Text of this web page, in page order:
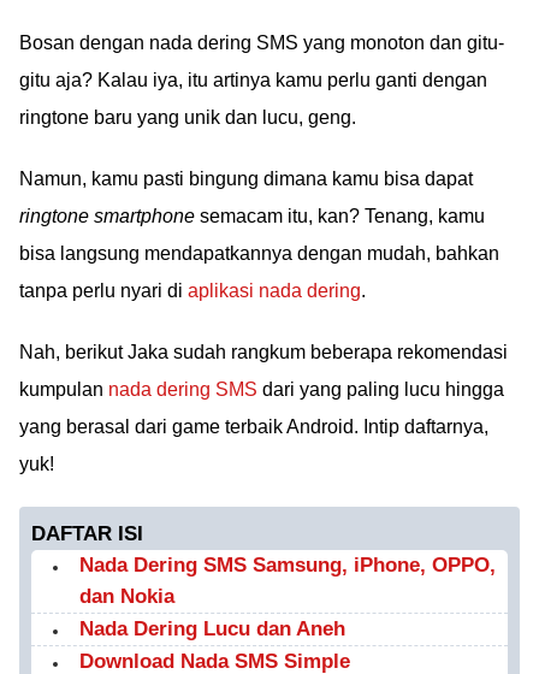
Bosan dengan nada dering SMS yang monoton dan gitu-
gitu aja? Kalau iya, itu artinya kamu perlu ganti dengan
ringtone baru yang unik dan lucu, geng.
Namun, kamu pasti bingung dimana kamu bisa dapat
ringtone smartphone semacam itu, kan? Tenang, kamu
bisa langsung mendapatkannya dengan mudah, bahkan
tanpa perlu nyari di aplikasi nada dering.
Nah, berikut Jaka sudah rangkum beberapa rekomendasi
kumpulan nada dering SMS dari yang paling lucu hingga
yang berasal dari game terbaik Android. Intip daftarnya,
yuk!
DAFTAR ISI
Nada Dering SMS Samsung, iPhone, OPPO,
dan Nokia
Nada Dering Lucu dan Aneh
Download Nada SMS Simple